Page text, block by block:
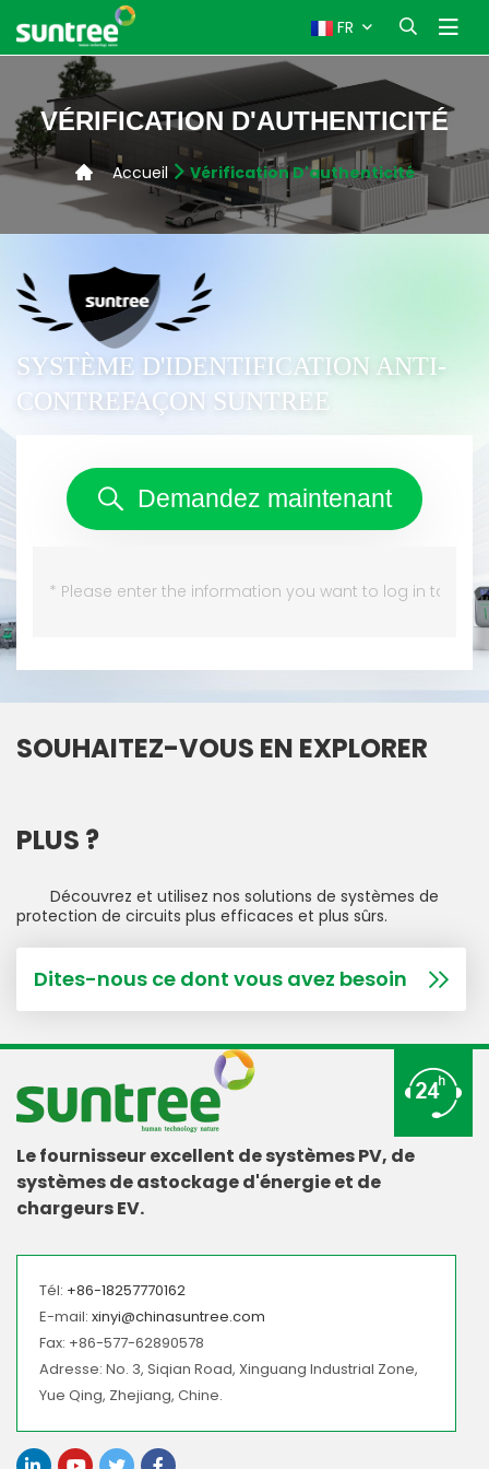
FR
VÉRIFICATION D'AUTHENTICITÉ
Accueil Vérification D'authenticité
SYSTÈME D'IDENTIFICATION ANTI-
CONTREFAÇON SUNTREE
Demandez maintenant
SOUHAITEZ-VOUS EN EXPLORER
PLUS ?
Découvrez et utilisez nos solutions de systèmes de
protection de circuits plus efficaces et plus sûrs.
Dites-nous ce dont vous avez besoin
Le fournisseur excellent de systèmes PV, de
systèmes de astockage d'énergie et de
chargeurs EV.
Tél: +86-18257770162
E-mail: xinyi@chinasuntree.com
Fax: +86-577-62890578
Adresse: No. 3, Siqian Road, Xinguang Industrial Zone,
Yue Qing, Zhejiang, Chine.